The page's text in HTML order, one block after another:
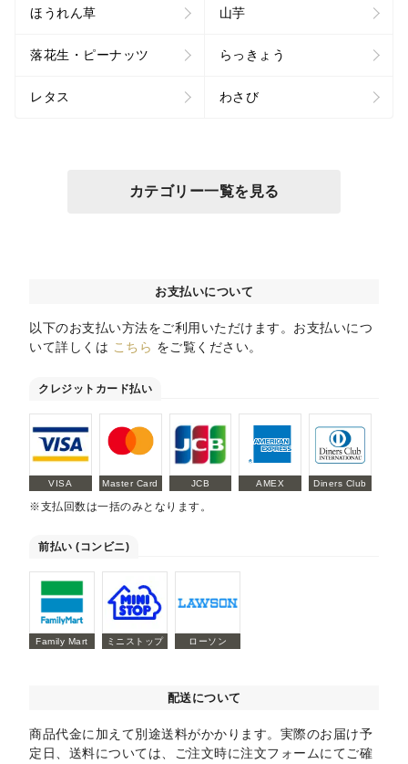
ほうれん草 山芋
落花生・ピーナッツ らっきょう
レタス わさび
カテゴリー一覧を見る
お支払いについて
以下のお支払い方法をご利用いただけます。お支払いにつ
いて詳しくは こちら をご覧ください。
クレジットカード払い
VISA Master Card JCB AMEX Diners Club
※支払回数は一括のみとなります。
前払い (コンビニ)
Family Mart ミニストップ ローソン
配送について
商品代金に加えて別途送料がかかります。実際のお届け予
定日、送料については、ご注文時に注文フォームにてご確